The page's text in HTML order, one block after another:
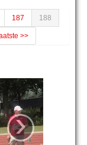
187 188
>>
›